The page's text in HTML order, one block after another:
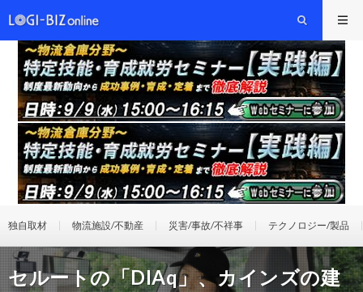
独自取材 物流施設/不動産 災害/事故/不祥事 テクノロジー/製品
セルートの「DIAq」、カインズの建